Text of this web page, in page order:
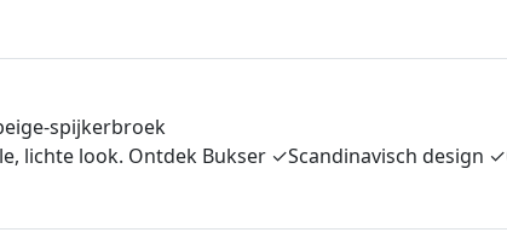
spijkerbroek
lichte look. Ontdek Bukser ✓Scandinavisch design